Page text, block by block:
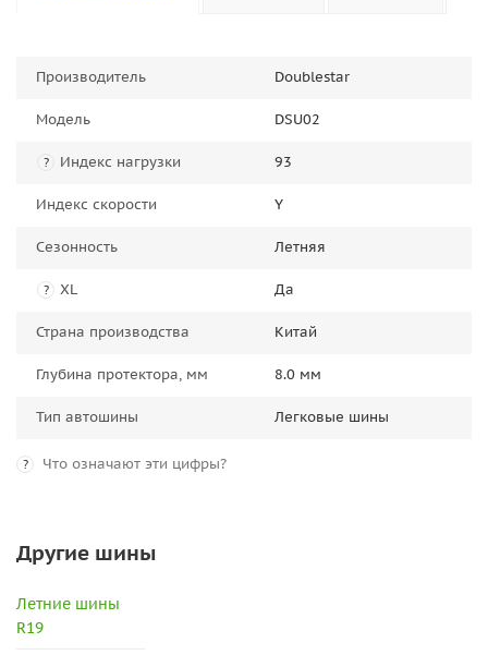
Производитель Doublestar
Модель DSU02
? Индекс нагрузки 93
Индекс скорости Y
Сезонность Летняя
? XL Да
Страна производства Китай
Глубина протектора, мм 8.0 мм
Тип автошины Легковые шины
? Что означают эти цифры?
Другие шины
Летние шины
R19